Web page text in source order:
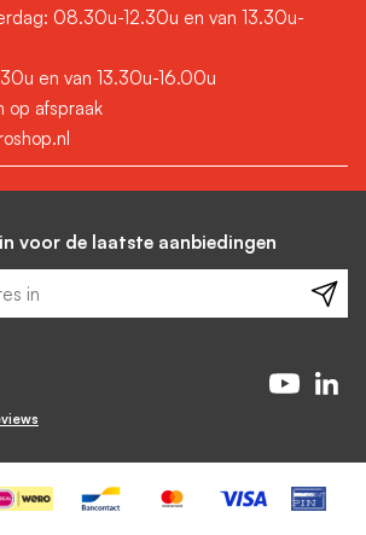
In winkelwagen
08.30u-12.30u en van 13.30u-
en van 13.30u-16.00u
op afspraak
voor de laatste aanbiedingen